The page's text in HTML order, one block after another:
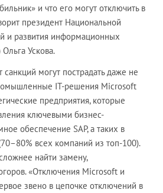
и что его могут отключить в
президент Национальной
и развития информационных
Ускова.
могут пострадать даже не
IТ-решения Microsoft
предприятия, которые
ключевыми бизнес-
обеспечение SAP, а таких в
всех компаний из топ-100).
найти замену,
«Отключения Microsoft и
звено в цепочке отключений в